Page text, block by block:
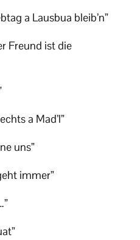
a Lausbua bleib’n”
Freund ist die
a Mad’l”
uns”
immer”